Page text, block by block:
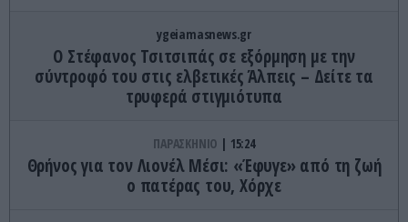
ygeiamasnews.gr
Ο Στέφανος Τσιτσιπάς σε εξόρμηση με την
σύντροφό του στις ελβετικές Άλπεις – Δείτε τα
τρυφερά στιγμιότυπα
ΠΑΡΑΣΚΗΝΙΟ 15:24
Θρήνος για τον Λιονέλ Μέσι: «Έφυγε» από τη ζωή
ο πατέρας του, Χόρχε